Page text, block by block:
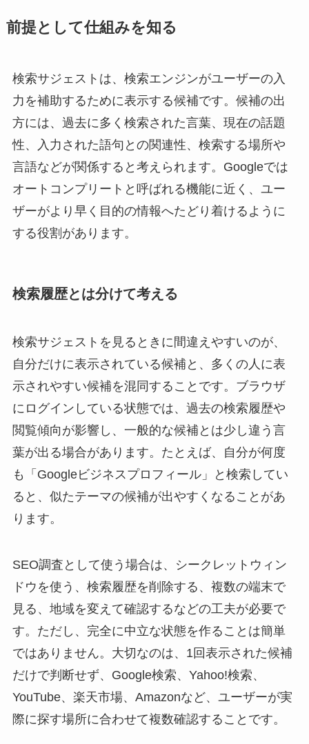
前提として仕組みを知る
検索サジェストは、検索エンジンがユーザーの入
力を補助するために表示する候補です。候補の出
方には、過去に多く検索された言葉、現在の話題
性、入力された語句との関連性、検索する場所や
言語などが関係すると考えられます。Googleでは
オートコンプリートと呼ばれる機能に近く、ユー
ザーがより早く目的の情報へたどり着けるように
する役割があります。
検索履歴とは分けて考える
検索サジェストを見るときに間違えやすいのが、
自分だけに表示されている候補と、多くの人に表
示されやすい候補を混同することです。ブラウザ
にログインしている状態では、過去の検索履歴や
閲覧傾向が影響し、一般的な候補とは少し違う言
葉が出る場合があります。たとえば、自分が何度
も「Googleビジネスプロフィール」と検索してい
ると、似たテーマの候補が出やすくなることがあ
ります。
SEO調査として使う場合は、シークレットウィン
ドウを使う、検索履歴を削除する、複数の端末で
見る、地域を変えて確認するなどの工夫が必要で
す。ただし、完全に中立な状態を作ることは簡単
ではありません。大切なのは、1回表示された候補
だけで判断せず、Google検索、Yahoo!検索、
YouTube、楽天市場、Amazonなど、ユーザーが実
際に探す場所に合わせて複数確認することです。